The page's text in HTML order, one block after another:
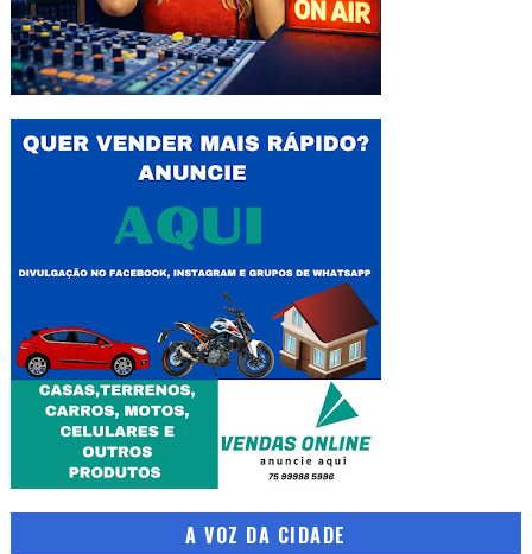
A VOZ DA CIDADE